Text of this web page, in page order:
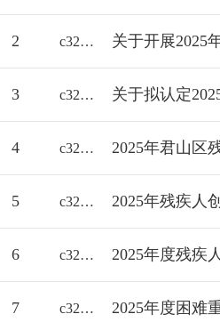
2 c32/2026-2363881 关于开展2025
3 c32/2026-2354158 关于拟认定
4 c32/2025-2345561 2025年君山区
5 c32/2025-2335723 2025年残疾人
6 c32/2025-2335721 2025年度残疾
7 c32/2025-2335720 2025年度困难